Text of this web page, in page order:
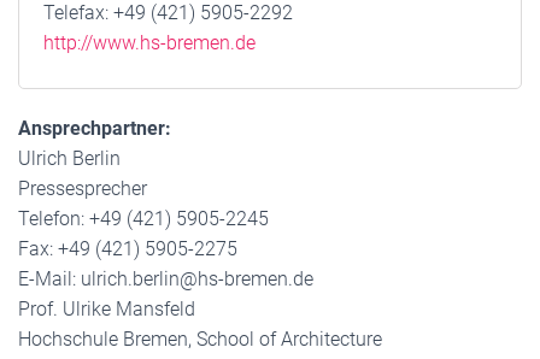
Telefax: +49 (421) 5905-2292
http://www.hs-bremen.de
Ansprechpartner:
Ulrich Berlin
Pressesprecher
Telefon: +49 (421) 5905-2245
Fax: +49 (421) 5905-2275
E-Mail: ulrich.berlin@hs-bremen.de
Prof. Ulrike Mansfeld
Hochschule Bremen, School of Architecture